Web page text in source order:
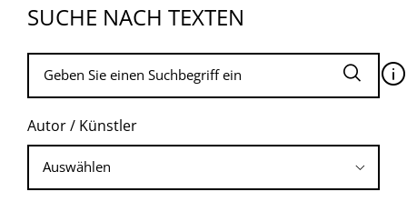
SUCHE NACH TEXTEN
🛈
Autor / Künstler